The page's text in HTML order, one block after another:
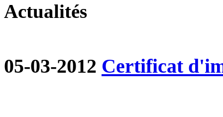
Actualités
05-03-2012 Certificat